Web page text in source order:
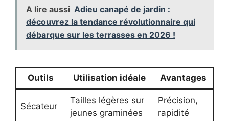
A lire aussi Adieu canapé de jardin :
découvrez la tendance révolutionnaire qui
débarque sur les terrasses en 2026 !
Outils Utilisation idéale Avantages
Sécateur
Tailles légères sur
jeunes graminées
Précision,
rapidité